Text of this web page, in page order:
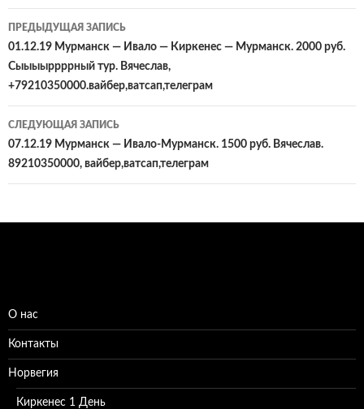
Навигация
по
записям
ПРЕДЫДУЩАЯ ЗАПИСЬ
01.12.19 Мурманск — Ивало — Киркенес — Мурманск. 2000 руб.
Сыыыыррррный тур. Вячеслав,
+79210350000.вайбер,ватсап,телеграм
СЛЕДУЮЩАЯ ЗАПИСЬ
07.12.19 Мурманск — Ивало-Мурманск. 1500 руб. Вячеслав.
89210350000, вайбер,ватсап,телеграм
О нас
Контакты
Норвегия
Киркенес 1 День